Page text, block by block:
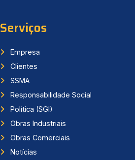
Serviços
Empresa
Clientes
SSMA
Responsabilidade Social
Política (SGI)
Obras Industriais
Obras Comerciais
Notícias